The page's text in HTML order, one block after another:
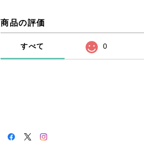
商品の評価
すべて 0